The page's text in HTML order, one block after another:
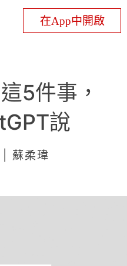
在App中開啟
5件事，
說
蘇柔瑋